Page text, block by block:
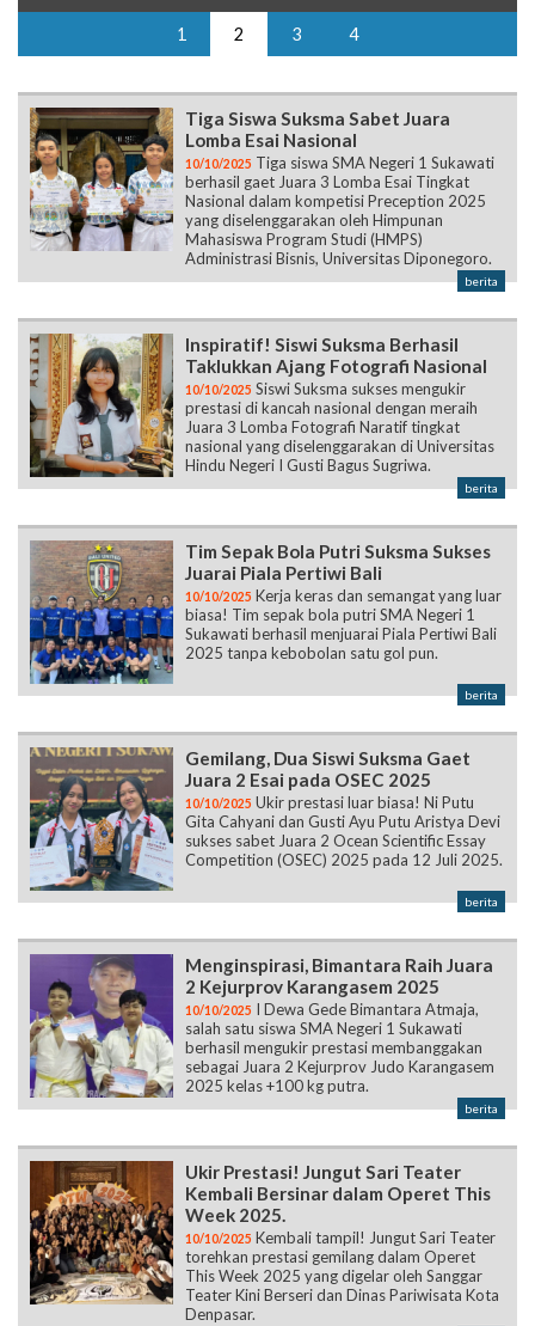
1 2 3 4
Tiga Siswa Suksma Sabet Juara
Lomba Esai Nasional
10/10/2025 Tiga siswa SMA Negeri 1 Sukawati
berhasil gaet Juara 3 Lomba Esai Tingkat
Nasional dalam kompetisi Preception 2025
yang diselenggarakan oleh Himpunan
Mahasiswa Program Studi (HMPS)
Administrasi Bisnis, Universitas Diponegoro.
berita
Inspiratif! Siswi Suksma Berhasil
Taklukkan Ajang Fotografi Nasional
10/10/2025 Siswi Suksma sukses mengukir
prestasi di kancah nasional dengan meraih
Juara 3 Lomba Fotografi Naratif tingkat
nasional yang diselenggarakan di Universitas
Hindu Negeri I Gusti Bagus Sugriwa.
berita
Tim Sepak Bola Putri Suksma Sukses
Juarai Piala Pertiwi Bali
10/10/2025 Kerja keras dan semangat yang luar
biasa! Tim sepak bola putri SMA Negeri 1
Sukawati berhasil menjuarai Piala Pertiwi Bali
2025 tanpa kebobolan satu gol pun.
berita
Gemilang, Dua Siswi Suksma Gaet
Juara 2 Esai pada OSEC 2025
10/10/2025 Ukir prestasi luar biasa! Ni Putu
Gita Cahyani dan Gusti Ayu Putu Aristya Devi
sukses sabet Juara 2 Ocean Scientific Essay
Competition (OSEC) 2025 pada 12 Juli 2025.
berita
Menginspirasi, Bimantara Raih Juara
2 Kejurprov Karangasem 2025
10/10/2025 I Dewa Gede Bimantara Atmaja,
salah satu siswa SMA Negeri 1 Sukawati
berhasil mengukir prestasi membanggakan
sebagai Juara 2 Kejurprov Judo Karangasem
2025 kelas +100 kg putra.
berita
Ukir Prestasi! Jungut Sari Teater
Kembali Bersinar dalam Operet This
Week 2025.
10/10/2025 Kembali tampil! Jungut Sari Teater
torehkan prestasi gemilang dalam Operet
This Week 2025 yang digelar oleh Sanggar
Teater Kini Berseri dan Dinas Pariwisata Kota
Denpasar.